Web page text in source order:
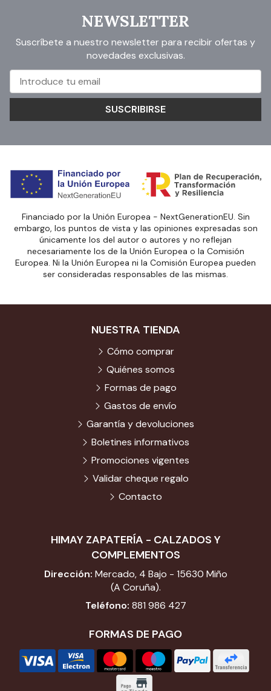
NEWSLETTER
Suscríbete a nuestro newsletter para recibir ofertas y
novedades exclusivas.
SUSCRIBIRSE
Financiado por la Unión Europea - NextGenerationEU. Sin
embargo, los puntos de vista y las opiniones expresadas son
únicamente los del autor o autores y no reflejan
necesariamente los de la Unión Europea o la Comisión
Europea. Ni la Unión Europea ni la Comisión Europea pueden
ser consideradas responsables de las mismas.
HIMAY ZAPATERÍA - CALZADOS Y
COMPLEMENTOS
Dirección: Mercado, 4 Bajo - 15630 Miño
(A Coruña).
Teléfono: 881 986 427
FORMAS DE PAGO
NUESTRA TIENDA
Cómo comprar
Quiénes somos
Formas de pago
Gastos de envío
Garantía y devoluciones
Boletines informativos
Promociones vigentes
Validar cheque regalo
Contacto